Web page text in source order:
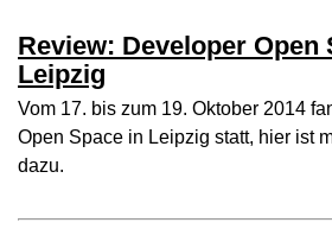
Review: Developer Open
Leipzig
Vom 17. bis zum 19. Oktober 2014
Open Space in Leipzig statt, hier ist
dazu.